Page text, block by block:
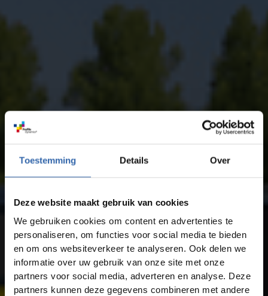
Toestemming Details Over
Deze website maakt gebruik van cookies
We gebruiken cookies om content en advertenties te
personaliseren, om functies voor social media te bieden
en om ons websiteverkeer te analyseren. Ook delen we
informatie over uw gebruik van onze site met onze
partners voor social media, adverteren en analyse. Deze
partners kunnen deze gegevens combineren met andere